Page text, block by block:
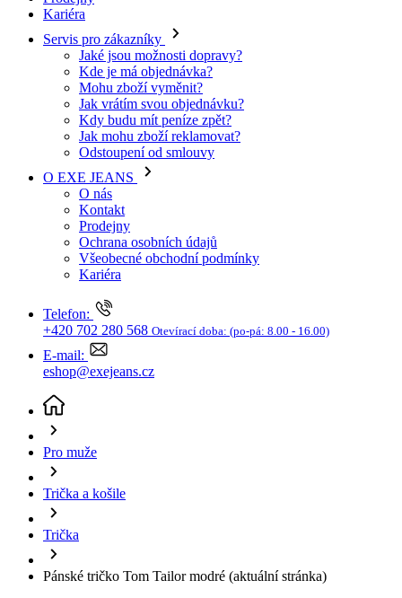
Servis pro zákazníky
Jaké jsou možnosti dopravy?
Kde je má objednávka?
Mohu zboží vyměnit?
Jak vrátím svou objednávku?
Kdy budu mít peníze zpět?
Jak mohu zboží reklamovat?
Odstoupení od smlouvy
O EXE JEANS
O nás
Kontakt
Prodejny
Ochrana osobních údajů
Všeobecné obchodní podmínky
Kariéra
Telefon:
+420 702 280 568
E-mail:
eshop@exejeans.cz
Pro muže
Trička a košile
Trička
Pánské tričko Tom Tailor modré